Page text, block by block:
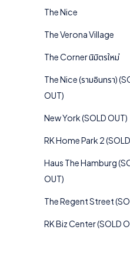
The Nice
The Verona Village
The Corner นิมิตรใหม่
The Nice (รามอินทรา)
OUT)
New York (SOLD OUT)
RK Home Park 2
Haus The Hamburg
OUT)
The Regent Street
RK Biz Center (SOLD